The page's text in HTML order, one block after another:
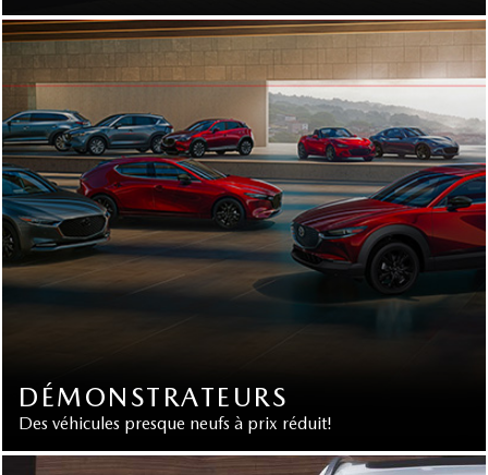
DÉMONSTRATEURS
Des véhicules presque neufs à prix réduit!